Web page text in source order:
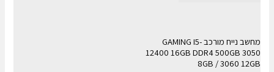
מחשב נייח מורכב GAMING I5-
12400 16GB DDR4 500GB 3050
8GB / 3060 12GB